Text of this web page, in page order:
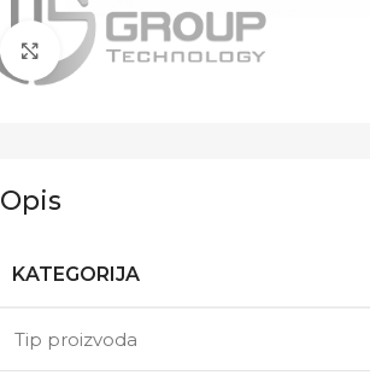
Click to enlarge
Opis
KATEGORIJA
Tip proizvoda